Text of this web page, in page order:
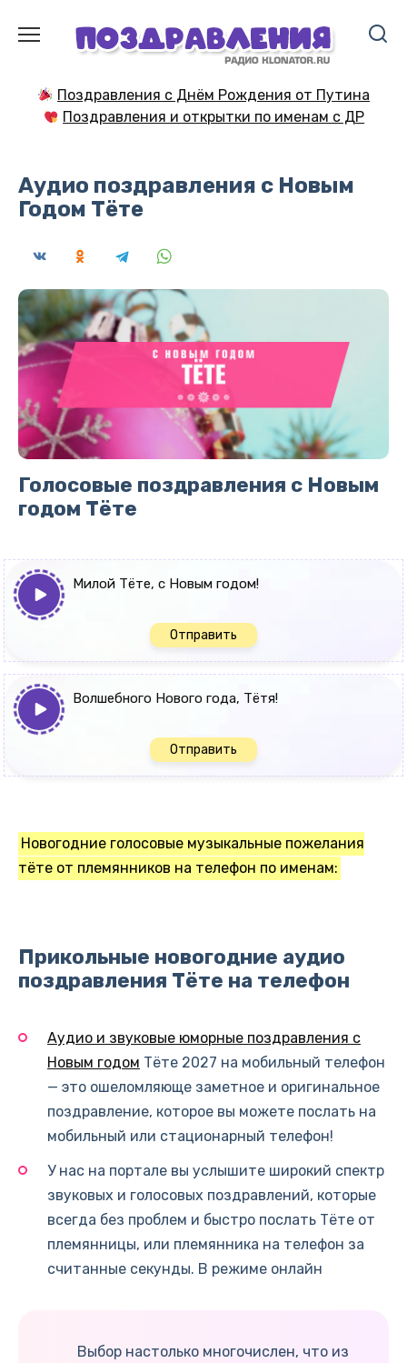
содержанию
Поздравления с Днём Рождения от Путина
Поздравления и открытки по именам с ДР
Аудио поздравления с Новым
Годом Тёте
Голосовые поздравления с Новым
годом Тёте
Милой Тёте, с Новым годом!
Отправить
Волшебного Нового года, Тётя!
Отправить
Новогодние голосовые музыкальные пожелания
тёте от племянников на телефон по именам:
Прикольные новогодние аудио
поздравления Тёте на телефон
Аудио и звуковые юморные поздравления с
Новым годом Тёте 2027 на мобильный телефон
— это ошеломляюще заметное и оригинальное
поздравление, которое вы можете послать на
мобильный или стационарный телефон!
У нас на портале вы услышите широкий спектр
звуковых и голосовых поздравлений, которые
всегда без проблем и быстро послать Тёте от
племянницы, или племянника на телефон за
считанные секунды. В режиме онлайн
Выбор настолько многочислен, что из